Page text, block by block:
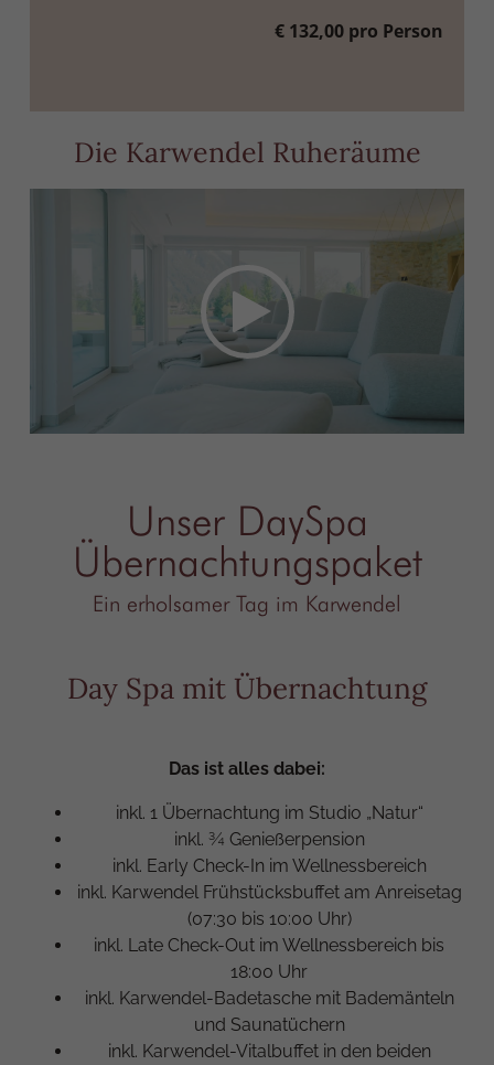
€ 132,00 pro Person
Die Karwendel Ruheräume
Unser DaySpa
Übernachtungspaket
Ein erholsamer Tag im Karwendel
Day Spa mit Übernachtung
Das ist alles dabei:
inkl. 1 Übernachtung im Studio „Natur“
inkl. ¾ Genießerpension
inkl. Early Check-In im Wellnessbereich
inkl. Karwendel Frühstücksbuffet am Anreisetag
(07:30 bis 10:00 Uhr)
inkl. Late Check-Out im Wellnessbereich bis
18:00 Uhr
inkl. Karwendel-Badetasche mit Bademänteln
und Saunatüchern
inkl. Karwendel-Vitalbuffet in den beiden